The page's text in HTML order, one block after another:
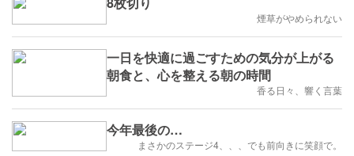
煙草がやめられない
一日を快適に過ごすための気分が上がる
朝食と、心を整える朝の時間
香る日々、響く言葉
今年最後の…
まさかのステージ4、、、でも前向きに笑顔で。